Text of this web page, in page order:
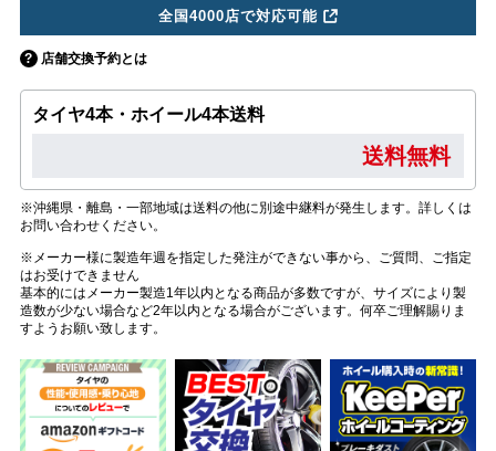
全国4000店で対応可能
店舗交換予約とは
タイヤ4本・ホイール4本送料
送料無料
※沖縄県・離島・一部地域は送料の他に別途中継料が発生します。詳しくは
お問い合わせください。
※メーカー様に製造年週を指定した発注ができない事から、ご質問、ご指定
はお受けできません
基本的にはメーカー製造1年以内となる商品が多数ですが、サイズにより製
造数が少ない場合など2年以内となる場合がございます。何卒ご理解賜りま
すようお願い致します。